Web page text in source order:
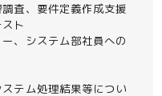
調査、要件定義作成支援
ト
、システム部社員への
ステム処理結果等につい